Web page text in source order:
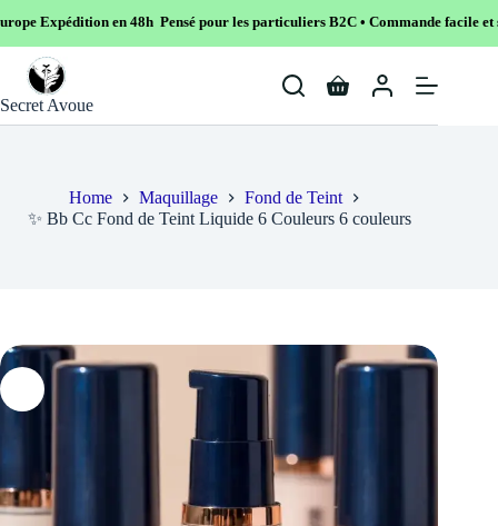
en 48h Pensé pour les particuliers B2C • Commande facile et sécurisé
content
Secret Avoue
Shopping
Home Maquillage
Fond de Teint
✨ Bb Cc Fond de Teint Liquide 6 Couleurs 6 couleurs